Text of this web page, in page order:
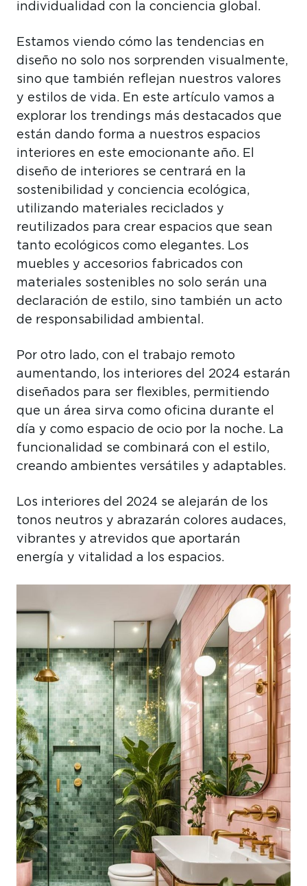
individualidad con la conciencia global.
Estamos viendo cómo las tendencias en
diseño no solo nos sorprenden visualmente,
sino que también reflejan nuestros valores
y estilos de vida. En este artículo vamos a
explorar los trendings más destacados que
están dando forma a nuestros espacios
interiores en este emocionante año. El
diseño de interiores se centrará en la
sostenibilidad y conciencia ecológica,
utilizando materiales reciclados y
reutilizados para crear espacios que sean
tanto ecológicos como elegantes. Los
muebles y accesorios fabricados con
materiales sostenibles no solo serán una
declaración de estilo, sino también un acto
de responsabilidad ambiental.
Por otro lado, con el trabajo remoto
aumentando, los interiores del 2024 estarán
diseñados para ser flexibles, permitiendo
que un área sirva como oficina durante el
día y como espacio de ocio por la noche. La
funcionalidad se combinará con el estilo,
creando ambientes versátiles y adaptables.
Los interiores del 2024 se alejarán de los
tonos neutros y abrazarán colores audaces,
vibrantes y atrevidos que aportarán
energía y vitalidad a los espacios.